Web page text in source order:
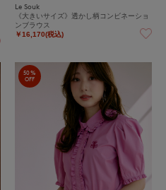
Le Souk
《大きいサイズ》透かし柄コンビネーショ
ンブラウス
￥16,170(税込)
50%
OFF